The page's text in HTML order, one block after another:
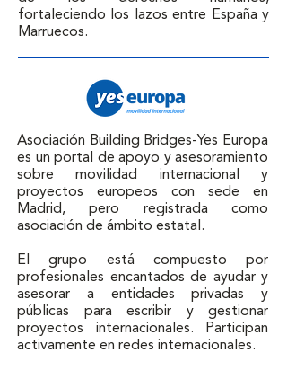
fortaleciendo los lazos entre España y
Marruecos.
Asociación Building Bridges-Yes Europa
es un portal de apoyo y asesoramiento
sobre movilidad internacional y
proyectos europeos con sede en
Madrid, pero registrada como
asociación de ámbito estatal.
El grupo está compuesto por
profesionales encantados de ayudar y
asesorar a entidades privadas y
públicas para escribir y gestionar
proyectos internacionales. Participan
activamente en redes internacionales.